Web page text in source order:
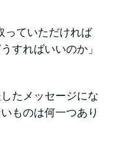
っていただければ
すればいいのか」
たメッセージにな
ものは何一つあり